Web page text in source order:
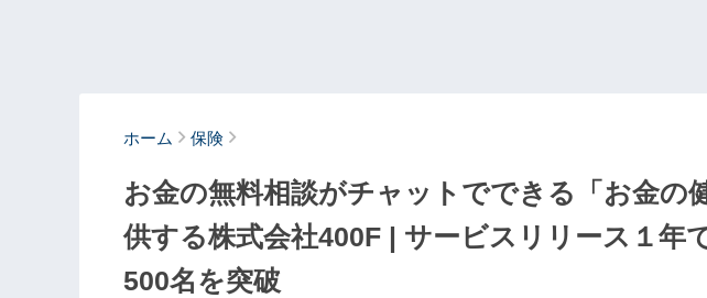
ホーム 保険
お金の無料相談がチャットでできる「お金の
供する株式会社400F | サービスリリース１年
500名を突破